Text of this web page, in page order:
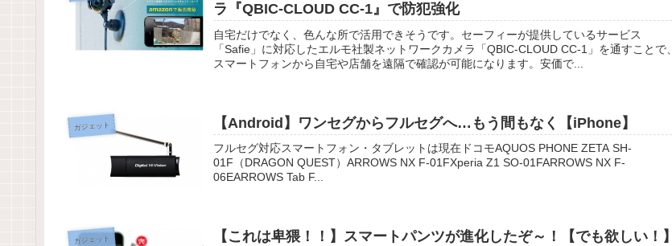
ラ『QBIC-CLOUD CC-1』で防犯強化
自宅だけでなく、色んな所で活用できそうです。セーフィーが提供しているサービス
「Safie」に対応したエルモ社製ネットワークカメラ「QBIC-CLOUD CC-1」を通すことで、
スマートフォンから自宅や店舗を遠隔で確認が可能になります。安価で...
ガジェット 【Android】ワンセグからフルセグへ…もう間もなく【iPhone】
フルセグ対応スマートフォン・タブレットは現在ドコモAQUOS PHONE ZETA SH-
01F（DRAGON QUEST）ARROWS NX F-01FXperia Z1 SO-01FARROWS NX F-
06EARROWS Tab F...
ガジェット 【これは卑猥！！】スマートパンツが進化したぞ～！【でも欲しい！】